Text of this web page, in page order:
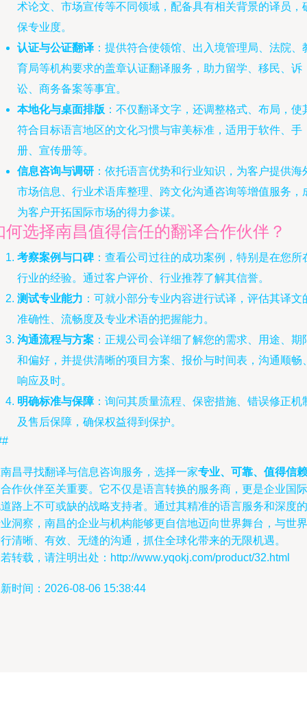
术论文、市场宣传等不同领域，配备具有相关背景的译员，
保专业度。
认证与公证翻译 ：提供符合使领馆、出入境管理局、法院、
育局等机构要求的盖章认证翻译服务，助力留学、移民、诉
讼、商务备案等事宜。
本地化与桌面排版 ：不仅翻译文字，还调整格式、布局，使
符合目标语言地区的文化习惯与审美标准，适用于软件、手
册、宣传册等。
信息咨询与调研 ：依托语言优势和行业知识，为客户提供海
市场信息、行业术语库整理、跨文化沟通咨询等增值服务，
为客户开拓国际市场的得力参谋。
何选择南昌值得信任的翻译合作伙伴？
考察案例与口碑：查看公司过往的成功案例，特别是在您所
行业的经验。通过客户评价、行业推荐了解其信誉。
测试专业能力 ：可就小部分专业内容进行试译，评估其译文
准确性、流畅度及专业术语的把握能力。
沟通流程与方案 ：正规公司会详细了解您的需求、用途、期
和偏好，并提供清晰的项目方案、报价与时间表，沟通顺畅
响应及时。
明确标准与保障：询问其质量流程、保密措施、错误修正机
及售后保障，确保权益得到保护。
昌寻找翻译与信息咨询服务，选择一家专业、可靠、值得信赖
作伙伴至关重要。它不仅是语言转换的服务商，更是企业国际
路上不可或缺的战略支持者。通过其精准的语言服务和深度的
洞察，南昌的企业与机构能够更自信地迈向世界舞台，与世界
清晰、有效、无缝的沟通，抓住全球化带来的无限机遇。
转载，请注明出处：http://www.yqokj.com/product/32.html
时间：2026-08-06 15:38:44